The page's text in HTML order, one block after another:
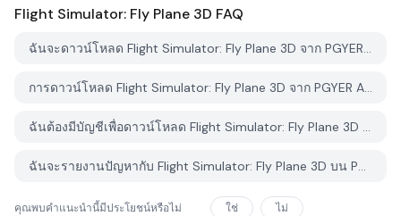
Flight Simulator: Fly Plane 3D FAQ
ฉันจะดาวน์โหลด Flight Simulator: Fly Plane 3D จาก PGYER APK HUB อย่างไร?
การดาวน์โหลด Flight Simulator: Fly Plane 3D จาก PGYER APK HUB ฟรีหรือไม่?
ฉันต้องมีบัญชีเพื่อดาวน์โหลด Flight Simulator: Fly Plane 3D จาก PGYER APK HUB หรือไม่?
ฉันจะรายงานปัญหากับ Flight Simulator: Fly Plane 3D บน PGYER APK HUB ได้อย่างไร?
คุณพบคำแนะนำนี้มีประโยชน์หรือไม่ ใช่ ไม่